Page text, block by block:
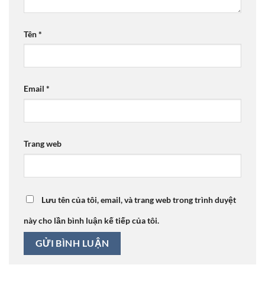
Tên*
Email *
Trang web
Lưu tên của tôi, email, và trang web trong trình duyệt
này cho lần bình luận kế tiếp của tôi.